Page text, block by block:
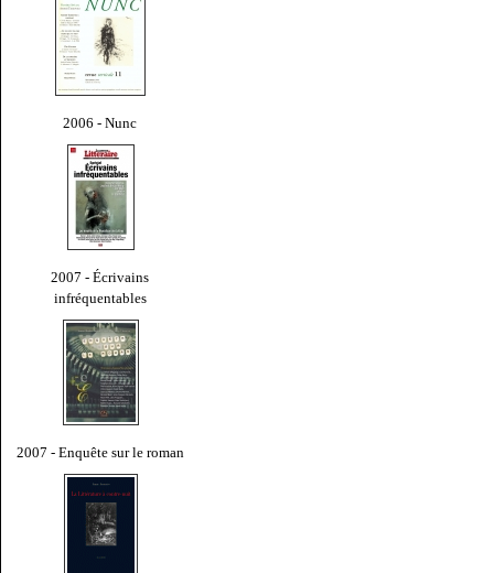
2006 - Nunc
2007 - Écrivains
infréquentables
2007 - Enquête sur le roman